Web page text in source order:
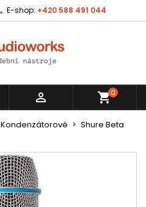
E-shop: +420 588 491 044
 shopping_cart0
Kondenzátorové
Shure Beta